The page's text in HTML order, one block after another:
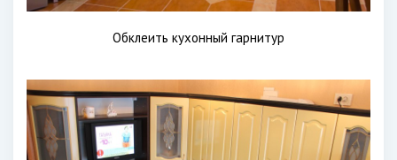
Обклеить кухонный гарнитур